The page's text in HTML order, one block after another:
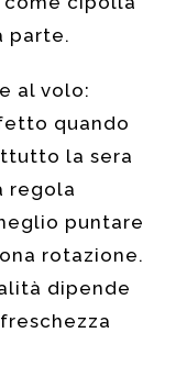
parte.
al volo:
quando
la sera
regola
puntare
rotazione.
dipende